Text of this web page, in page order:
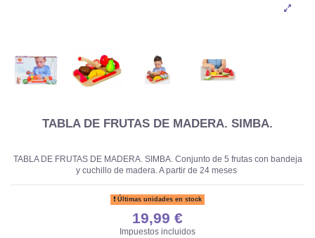
TABLA DE FRUTAS DE MADERA. SIMBA.
TABLA DE FRUTAS DE MADERA. SIMBA. Conjunto de 5 frutas con bandeja
y cuchillo de madera. A partir de 24 meses
Últimas unidades en stock
19,99 €
Impuestos incluidos